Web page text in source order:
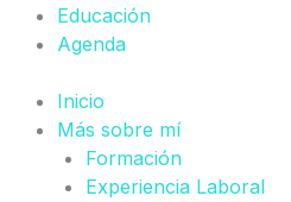
Educación
Agenda
Inicio
Más sobre mí
Formación
Experiencia Laboral